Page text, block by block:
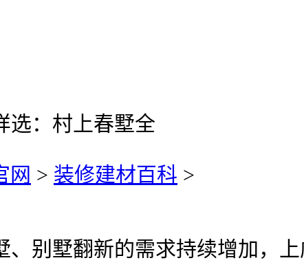
选：村上春墅全
网 > 装修建材百科 >
墅翻新的需求持续增加，上